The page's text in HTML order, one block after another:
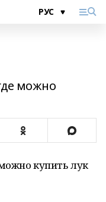
можно
купить лук